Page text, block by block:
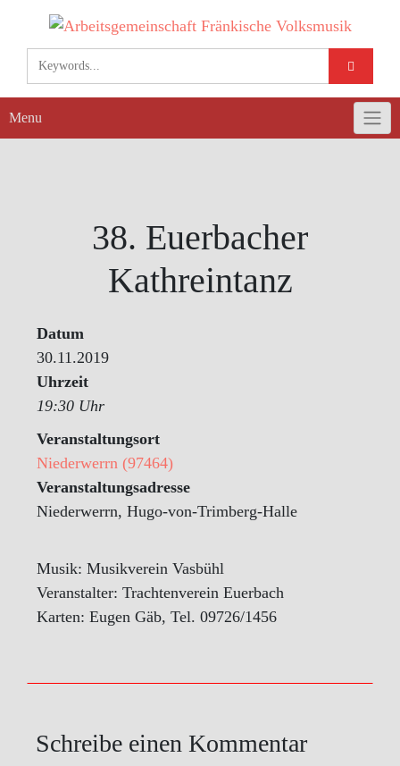
content
Menu
38. Euerbacher
Kathreintanz
Datum
30.11.2019
Uhrzeit
19:30 Uhr
Veranstaltungsort
Niederwerrn (97464)
Veranstaltungsadresse
Niederwerrn, Hugo-von-Trimberg-Halle
Musik: Musikverein Vasbühl
Veranstalter: Trachtenverein Euerbach
Karten: Eugen Gäb, Tel. 09726/1456
Schreibe einen Kommentar